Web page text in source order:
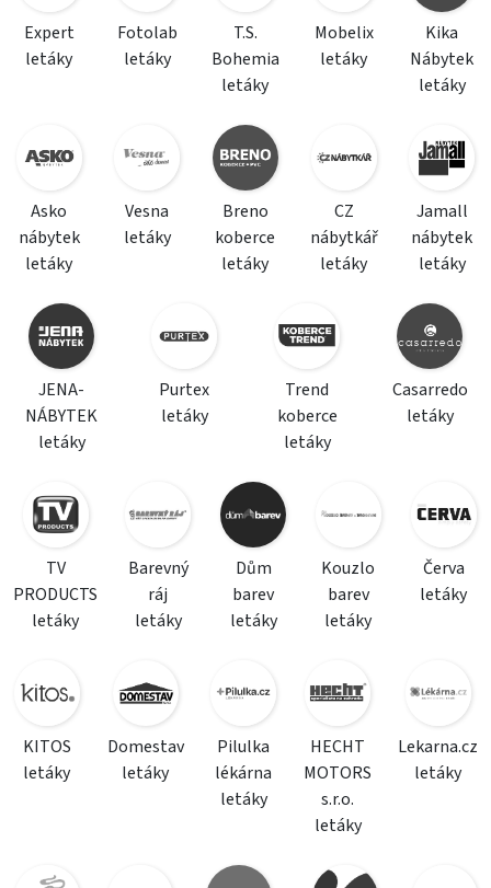
Expert
letáky
Fotolab
letáky
T.S.
Bohemia
letáky
Mobelix
letáky
Kika
Nábytek
letáky
Asko
nábytek
letáky
Vesna
letáky
Breno
koberce
letáky
CZ
nábytkář
letáky
Jamall
nábytek
letáky
JENA-
NÁBYTEK
letáky
Purtex
letáky
Trend
koberce
letáky
Casarredo
letáky
TV
PRODUCTS
letáky
Barevný
ráj
letáky
Dům
barev
letáky
Kouzlo
barev
letáky
Červa
letáky
KITOS
letáky
Domestav
letáky
Pilulka
lékárna
letáky
HECHT
MOTORS
s.r.o.
letáky
Lekarna.cz
letáky